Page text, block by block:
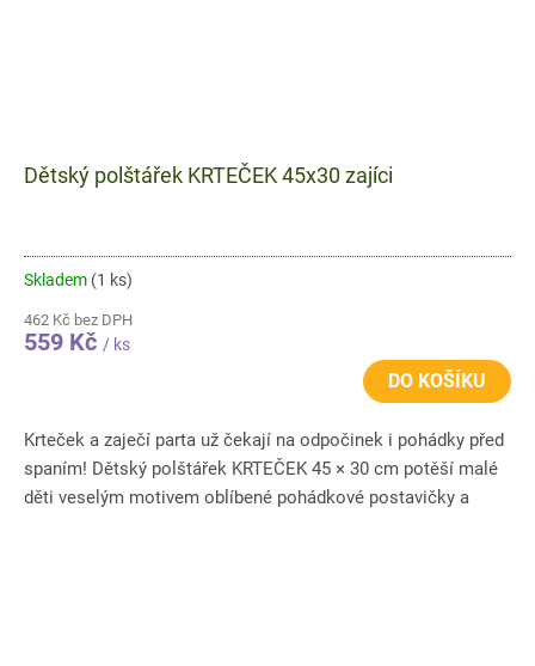
Dětský polštářek KRTEČEK 45x30 zajíci
Skladem (1 ks)
462 Kč bez DPH
559 Kč / ks
DO KOŠÍKU
Krteček a zaječí parta už čekají na odpočinek i pohádky před
spaním! Dětský polštářek KRTEČEK 45 × 30 cm potěší malé
děti veselým motivem oblíbené pohádkové postavičky a